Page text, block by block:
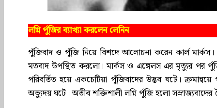
লগ্নি পুঁজির ব্যাখ্যা করলেন লেনিন
পুঁজিবাদ ও পুঁজি নিয়ে বিশদে আলোচনা করেন কার্ল মার্কস।
মতবাদ উপস্থিত করলো। মার্কস ও এঙ্গেলস এর মৃত্যুর পর
পরিবর্তিত হয়ে একচেটিয়া পুঁজিবাদের উদ্ভব ঘটে।
অভ্যুদয় ঘটে। অতীব শক্তিশালী লগ্নি পুঁজি হলো